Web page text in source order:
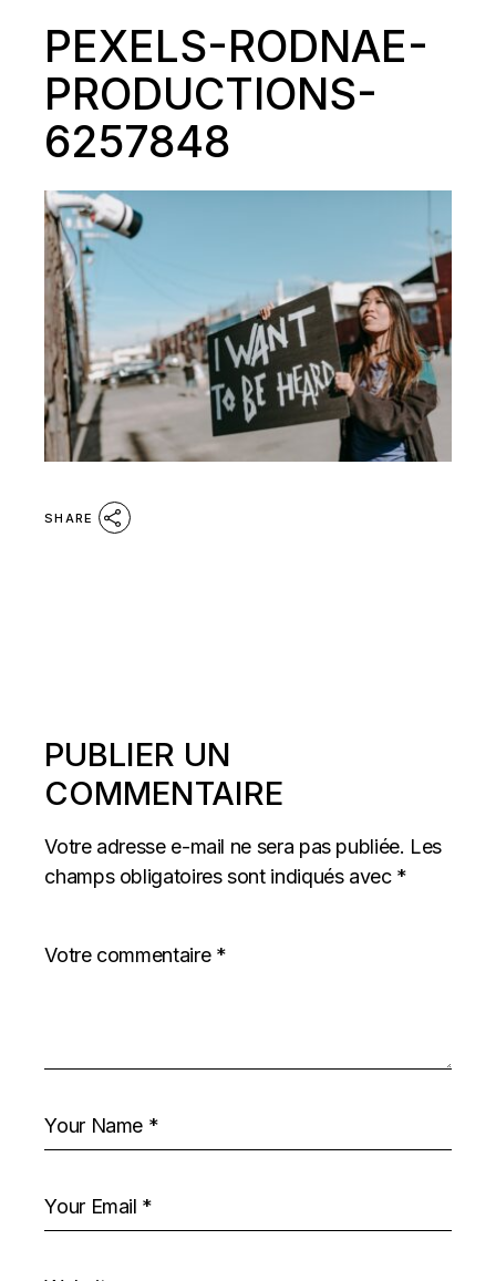
PEXELS-RODNAE-
PRODUCTIONS-
6257848
SHARE
PUBLIER UN
COMMENTAIRE
Votre adresse e-mail ne sera pas publiée. Les
champs obligatoires sont indiqués avec *